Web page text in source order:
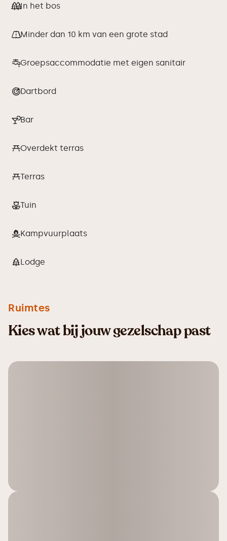
In het bos
Minder dan 10 km van een grote stad
Groepsaccommodatie met eigen sanitair
Dartbord
Bar
Overdekt terras
Terras
Tuin
Kampvuurplaats
Lodge
Ruimtes
Kies wat bij jouw gezelschap past